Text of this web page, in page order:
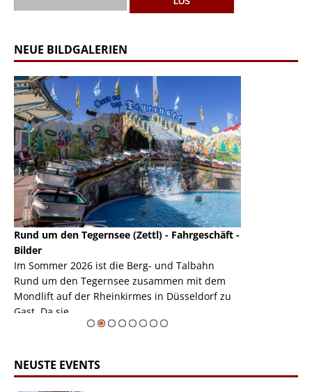
NEUE BILDGALERIEN
Rund um den Tegernsee (Zettl) - Fahrgeschäft -
Bilder
Im Sommer 2026 ist die Berg- und Talbahn
Rund um den Tegernsee zusammen mit dem
Mondlift auf der Rheinkirmes in Düsseldorf zu
Gast. Da sie ...
NEUSTE EVENTS